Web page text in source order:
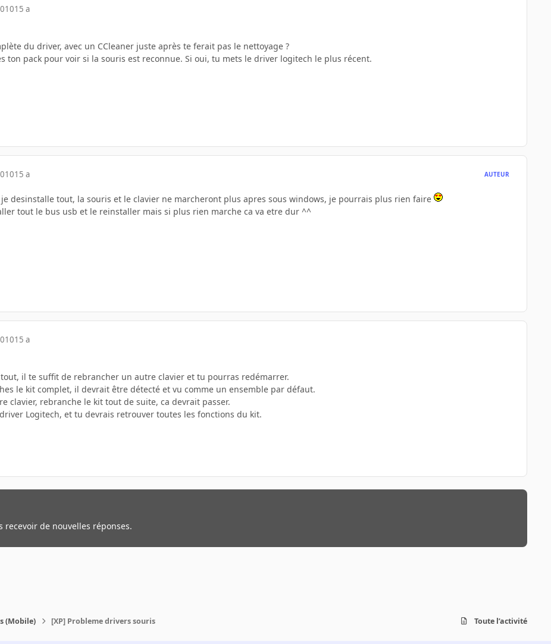
15 a
du driver, avec un CCleaner juste après te ferait pas le nettoyage ?
ton pack pour voir si la souris est reconnue. Si oui, tu mets le driver logitech le plus récent.
15 a AUTEUR
je desinstalle tout, la souris et le clavier ne marcheront plus apres sous windows, je pourrais plus rien faire
tout le bus usb et le reinstaller mais si plus rien marche ca va etre dur ^^
15 a
il te suffit de rebrancher un autre clavier et tu pourras redémarrer.
le kit complet, il devrait être détecté et vu comme un ensemble par défaut.
clavier, rebranche le kit tout de suite, ca devrait passer.
Logitech, et tu devrais retrouver toutes les fonctions du kit.
recevoir de nouvelles réponses.
(Mobile) [XP] Probleme drivers souris Toute l’activité